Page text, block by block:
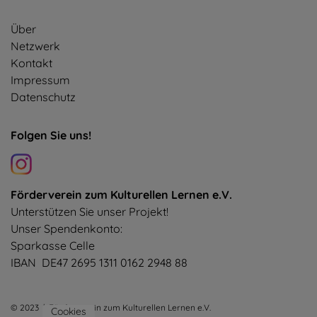
Über
Netzwerk
Kontakt
Impressum
Datenschutz
Folgen Sie uns!
Förderverein zum Kulturellen Lernen e.V.
Unterstützen Sie unser Projekt!
Unser Spendenkonto:
Sparkasse Celle
IBAN DE47 2695 1311 0162 2948 88
© 2023 | Förderverein zum Kulturellen Lernen e.V.
Cookies